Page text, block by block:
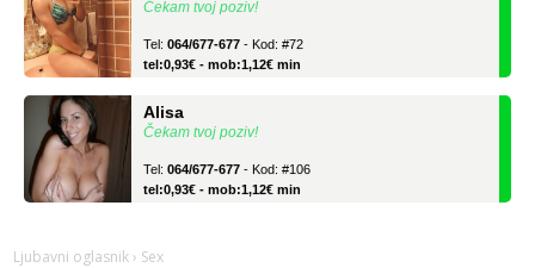
tel:0,93€ - mob:1,12€ min
Čekam tvoj poziv!
tel:0,93€ - mob:1,12€ min
Ljubavni oglasnik › Sex